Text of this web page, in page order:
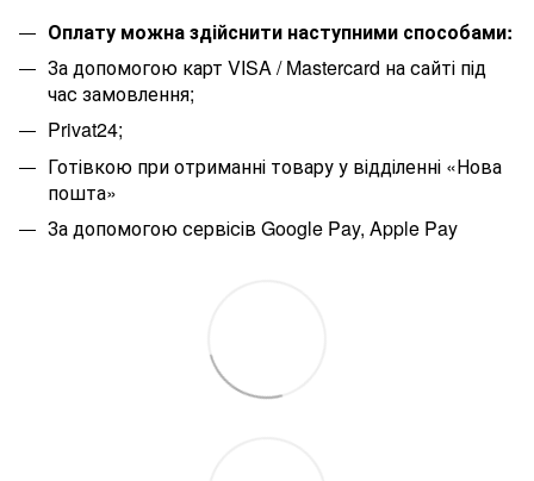
Оплату можна здійснити наступними способами:
За допомогою карт VISA / Mastercard на сайті під
час замовлення;
Privat24;
Готівкою при отриманні товару у відділенні «Нова
пошта»
За допомогою сервісів Google Pay, Apple Pay